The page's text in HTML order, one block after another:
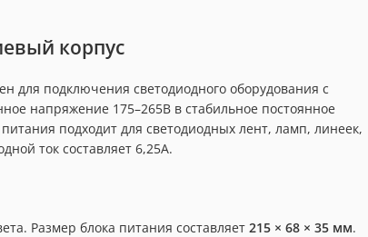
корпус
для подключения светодиодного оборудования с
напряжение 175–265В в стабильное постоянное
подходит для светодиодных лент, ламп, линеек,
ток составляет 6,25А.
Размер блока питания составляет 215 × 68 × 35 мм.